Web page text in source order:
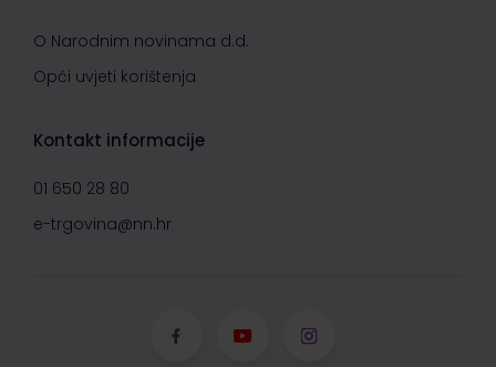
O Narodnim novinama d.d.
Opći uvjeti korištenja
Kontakt informacije
01 650 28 80
e-trgovina@nn.hr